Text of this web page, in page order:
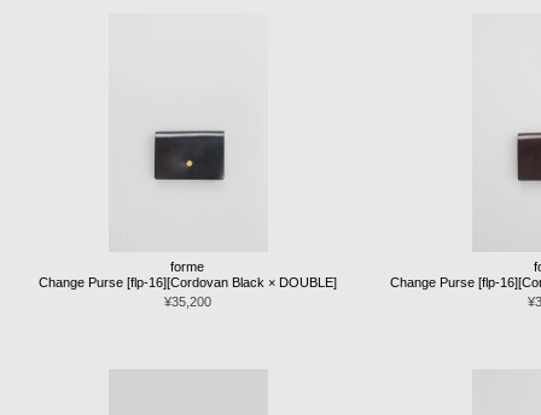
forme
Change Purse [flp-16][Cordovan Black × DOUBLE]
¥35,200
Change Purse [flp-